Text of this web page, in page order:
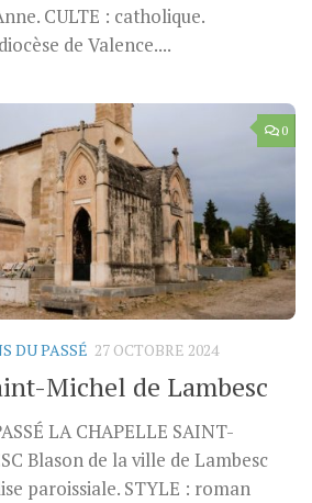
CULTE : catholique.
de Valence....
0
DU PASSÉ 27 OCTOBRE 2024
Michel de Lambesc
LA CHAPELLE SAINT-
Blason de la ville de Lambesc
paroissiale. STYLE : roman